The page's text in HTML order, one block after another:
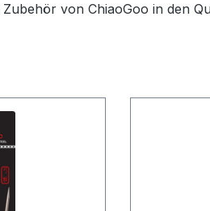
von ChiaoGoo in den